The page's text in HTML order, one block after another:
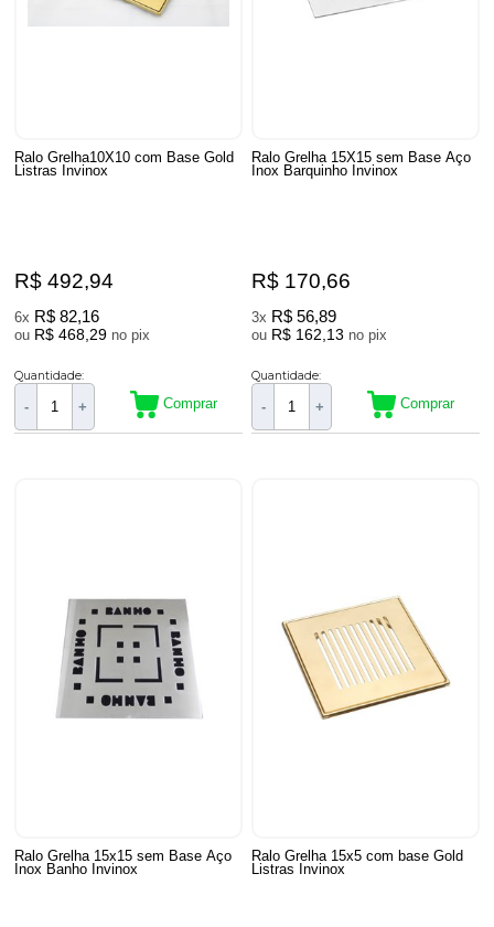
Ralo Grelha10X10 com Base Gold
Listras Invinox
R$ 492,94
6x R$ 82,16
ou R$ 468,29 no pix
Quantidade:
- + Comprar
Ralo Grelha 15X15 sem Base Aço
Inox Barquinho Invinox
R$ 170,66
3x R$ 56,89
ou R$ 162,13 no pix
Quantidade:
- + Comprar
Ralo Grelha 15x15 sem Base Aço
Inox Banho Invinox
Ralo Grelha 15x5 com base Gold
Listras Invinox